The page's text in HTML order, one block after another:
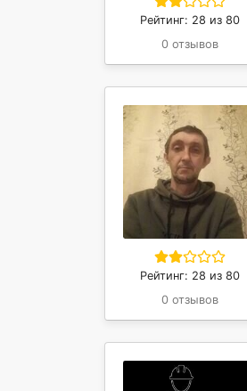
Рейтинг: 28 из 80
0 отзывов
Рейтинг: 28 из 80
0 отзывов